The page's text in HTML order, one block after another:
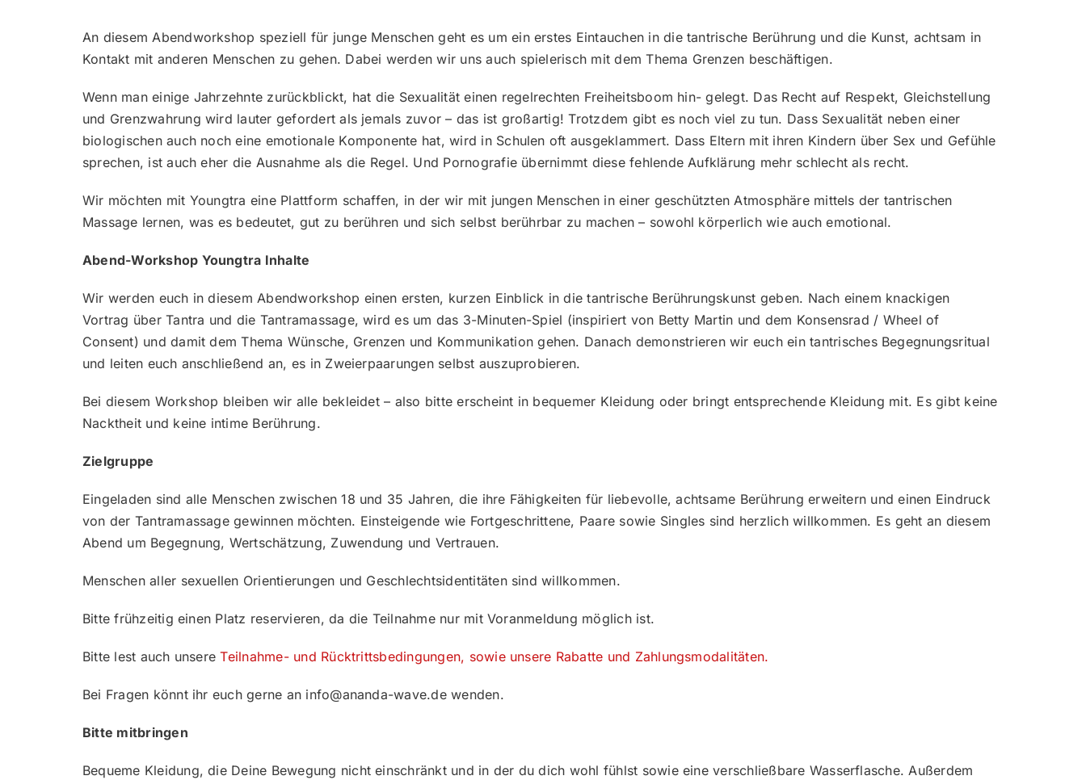
An diesem Abendworkshop speziell für junge Menschen geht es um ein erstes Eintauchen in die tantrische Berührung und die Kunst, achtsam in
Kontakt mit anderen Menschen zu gehen. Dabei werden wir uns auch spielerisch mit dem Thema Grenzen beschäftigen.
Wenn man einige Jahrzehnte zurückblickt, hat die Sexualität einen regelrechten Freiheitsboom hin- gelegt. Das Recht auf Respekt, Gleichstellung
und Grenzwahrung wird lauter gefordert als jemals zuvor – das ist großartig! Trotzdem gibt es noch viel zu tun. Dass Sexualität neben einer
biologischen auch noch eine emotionale Komponente hat, wird in Schulen oft ausgeklammert. Dass Eltern mit ihren Kindern über Sex und Gefühle
sprechen, ist auch eher die Ausnahme als die Regel. Und Pornografie übernimmt diese fehlende Aufklärung mehr schlecht als recht.
Wir möchten mit Youngtra eine Plattform schaffen, in der wir mit jungen Menschen in einer geschützten Atmosphäre mittels der tantrischen
Massage lernen, was es bedeutet, gut zu berühren und sich selbst berührbar zu machen – sowohl körperlich wie auch emotional.
Abend-Workshop Youngtra Inhalte
Wir werden euch in diesem Abendworkshop einen ersten, kurzen Einblick in die tantrische Berührungskunst geben. Nach einem knackigen
Vortrag über Tantra und die Tantramassage, wird es um das 3-Minuten-Spiel (inspiriert von Betty Martin und dem Konsensrad / Wheel of
Consent) und damit dem Thema Wünsche, Grenzen und Kommunikation gehen. Danach demonstrieren wir euch ein tantrisches Begegnungsritual
und leiten euch anschließend an, es in Zweierpaarungen selbst auszuprobieren.
Bei diesem Workshop bleiben wir alle bekleidet – also bitte erscheint in bequemer Kleidung oder bringt entsprechende Kleidung mit. Es gibt keine
Nacktheit und keine intime Berührung.
Zielgruppe
Eingeladen sind alle Menschen zwischen 18 und 35 Jahren, die ihre Fähigkeiten für liebevolle, achtsame Berührung erweitern und einen Eindruck
von der Tantramassage gewinnen möchten. Einsteigende wie Fortgeschrittene, Paare sowie Singles sind herzlich willkommen. Es geht an diesem
Abend um Begegnung, Wertschätzung, Zuwendung und Vertrauen.
Menschen aller sexuellen Orientierungen und Geschlechtsidentitäten sind willkommen.
Bitte frühzeitig einen Platz reservieren, da die Teilnahme nur mit Voranmeldung möglich ist.
Bitte lest auch unsereTeilnahme- und Rücktrittsbedingungen, sowie unsere Rabatte und Zahlungsmodalitäten.
Bei Fragen könnt ihr euch gerne an info@ananda-wave.de wenden.
Bitte mitbringen
Bequeme Kleidung, die Deine Bewegung nicht einschränkt und in der du dich wohl fühlst sowie eine verschließbare Wasserflasche. Außerdem